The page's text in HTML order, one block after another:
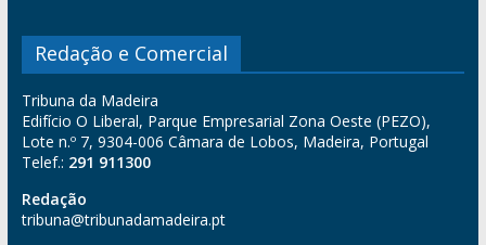
Redação e Comercial
Tribuna da Madeira
Edifício O Liberal, Parque Empresarial Zona Oeste (PEZO),
Lote n.º 7, 9304-006 Câmara de Lobos, Madeira, Portugal
Telef.: 291 911300
Redação
tribuna@tribunadamadeira.pt